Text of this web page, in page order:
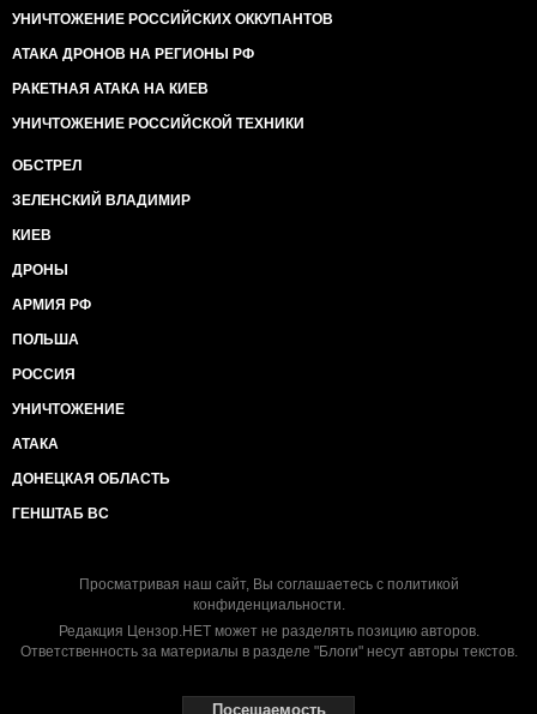
УНИЧТОЖЕНИЕ РОССИЙСКИХ ОККУПАНТОВ
АТАКА ДРОНОВ НА РЕГИОНЫ РФ
РАКЕТНАЯ АТАКА НА КИЕВ
УНИЧТОЖЕНИЕ РОССИЙСКОЙ ТЕХНИКИ
ОБСТРЕЛ
ЗЕЛЕНСКИЙ ВЛАДИМИР
КИЕВ
ДРОНЫ
АРМИЯ РФ
ПОЛЬША
РОССИЯ
УНИЧТОЖЕНИЕ
АТАКА
ДОНЕЦКАЯ ОБЛАСТЬ
ГЕНШТАБ ВС
Просматривая наш сайт, Вы соглашаетесь с политикой
конфиденциальности.
Редакция Цензор.НЕТ может не разделять позицию авторов.
Ответственность за материалы в разделе "Блоги" несут авторы текстов.
Посещаемость